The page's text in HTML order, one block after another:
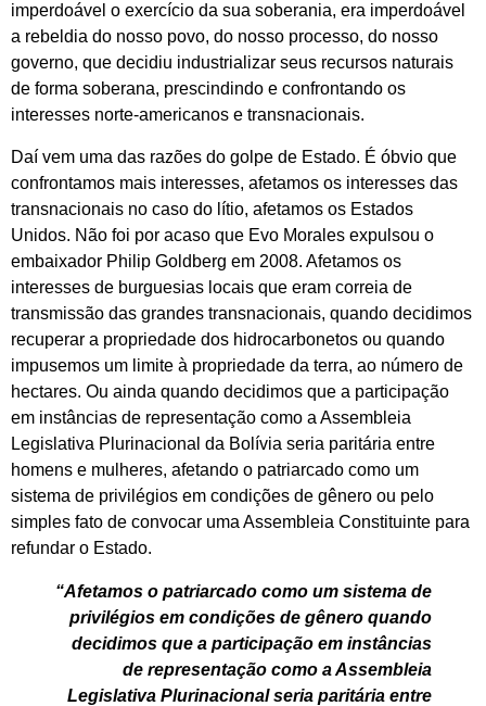
imperdoável o exercício da sua soberania, era imperdoável
a rebeldia do nosso povo, do nosso processo, do nosso
governo, que decidiu industrializar seus recursos naturais
de forma soberana, prescindindo e confrontando os
interesses norte-americanos e transnacionais.
Daí vem uma das razões do golpe de Estado. É óbvio que
confrontamos mais interesses, afetamos os interesses das
transnacionais no caso do lítio, afetamos os Estados
Unidos. Não foi por acaso que Evo Morales expulsou o
embaixador Philip Goldberg em 2008. Afetamos os
interesses de burguesias locais que eram correia de
transmissão das grandes transnacionais, quando decidimos
recuperar a propriedade dos hidrocarbonetos ou quando
impusemos um limite à propriedade da terra, ao número de
hectares. Ou ainda quando decidimos que a participação
em instâncias de representação como a Assembleia
Legislativa Plurinacional da Bolívia seria paritária entre
homens e mulheres, afetando o patriarcado como um
sistema de privilégios em condições de gênero ou pelo
simples fato de convocar uma Assembleia Constituinte para
refundar o Estado.
“Afetamos o patriarcado como um sistema de
privilégios em condições de gênero quando
decidimos que a participação em instâncias
de representação como a Assembleia
Legislativa Plurinacional seria paritária entre